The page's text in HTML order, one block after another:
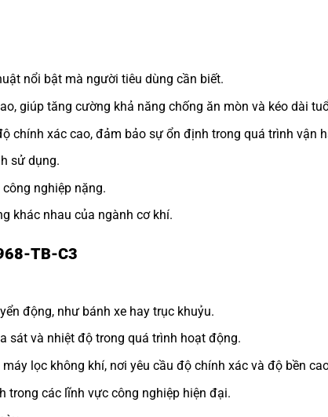
nổi bật mà người tiêu dùng cần biết.
giúp tăng cường khả năng chống ăn mòn và kéo dài
chính xác cao, đảm bảo sự ổn định trong quá trình vận
sử dụng.
nghiệp nặng.
khác nhau của ngành cơ khí.
TB-C3
động, như bánh xe hay trục khuỷu.
sát và nhiệt độ trong quá trình hoạt động.
lọc không khí, nơi yêu cầu độ chính xác và độ bền
trong các lĩnh vực công nghiệp hiện đại.